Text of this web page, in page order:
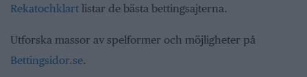
Rekatochklart listar de bästa bettingsajterna.
Utforska massor av spelformer och möjligheter på
Bettingsidor.se.